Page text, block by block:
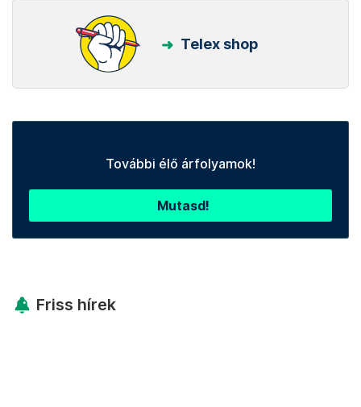
Telex shop
További élő árfolyamok!
Mutasd!
Friss hírek